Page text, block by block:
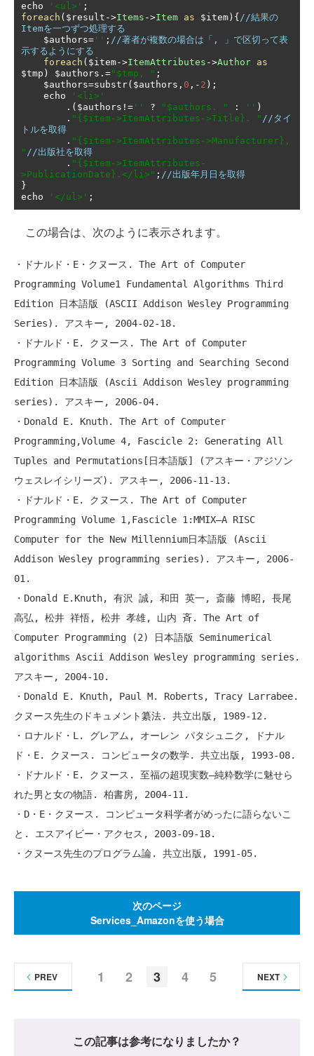
echo '<ul>' ;
foreach ( $result ->Items ->Item as $item ){ //結果の
Itemを一つずつ処理する
    $authors
= '' ; //著者が複数の場合は「, 」で区切って表
示するようにする
foreach ( $item->ItemAttributes ->Author as
$tmp ) $authors .="$tmp, " ;
    $authors
=substr( $authors , 0 ,- 2 );
    echo
'<li>'
.( $authors != '' ? "$authors. " : '' )
. "{$item->ItemAttributes->Title}. " //タイ
トルを取得
. "{$item->ItemAttributes->Manufacturer},
" //出版社を取得
. "{$item->ItemAttributes-
>PublicationDate}.</li>" ; //出版年月日を取得
}
echo
'</ul>' ;
この場合は、次のように表示されます。
・ドナルド・E・クヌース. The Art of Computer
Programming Volume1 Fundamental Algorithms Third
Edition 日本語版 (ASCII Addison Wesley Programming
Series). アスキー, 2004-02-18.
・ドナルド・E. クヌース. The Art of Computer
Programming Volume 3 Sorting and Searching Second
Edition 日本語版 (Ascii Addison Wesley programming
series). アスキー, 2006-04.
・Donald E. Knuth. The Art of Computer
Programming,Volume 4, Fascicle 2: Generating All
Tuples and Permutations[日本語版] (アスキー・アジソン
ウェスレイシリーズ). アスキー, 2006-11-13.
・ドナルド・E. クヌース. The Art of Computer
Programming Volume 1,Fascicle 1:MMIX―A RISC
Computer for the New Millennium日本語版 (Ascii
Addison Wesley programming series). アスキー, 2006-
01.
・Donald E.Knuth, 有沢 誠, 和田 英一, 斎藤 博昭, 長尾
高弘, 松井 祥悟, 松井 孝雄, 山内 斉. The Art of
Computer Programming (2) 日本語版 Seminumerical
algorithms Ascii Addison Wesley programming series.
アスキー, 2004-10.
・Donald E. Knuth, Paul M. Roberts, Tracy Larrabee.
クヌース先生のドキュメント纂法. 共立出版, 1989-12.
・ロナルド・L. グレアム, オーレン パタシュニク, ドナル
ド・E. クヌース. コンピュータの数学. 共立出版, 1993-08.
・ドナルド・E. クヌース. 至福の超現実数―純粋数学に魅せら
れた男と女の物語. 柏書房, 2004-11.
・D・E・クヌース. コンピュータ科学者がめったに語らないこ
と. エスアイビー・アクセス, 2003-09-18.
次のページ
Services_Amazonを使う場合
1 2 3 4 5
PREV NEXT
この記事は参考になりましたか？